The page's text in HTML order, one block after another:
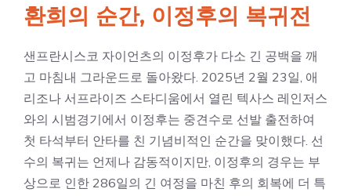
환희의 순간, 이정후의 복귀전
샌프란시스코 자이언츠의 이정후가 다소 긴 공백을 깨
고 마침내 그라운드로 돌아왔다. 2025년 2월 23일, 애
리조나 서프라이즈 스타디움에서 열린 텍사스 레인저스
와의 시범경기에서 이정후는 중견수로 선발 출전하여
첫 타석부터 안타를 친 기념비적인 순간을 맞이했다. 선
수의 복귀는 언제나 감동적이지만, 이정후의 경우는 부
상으로 인한 286일의 긴 여정을 마친 후의 회복에 더 특